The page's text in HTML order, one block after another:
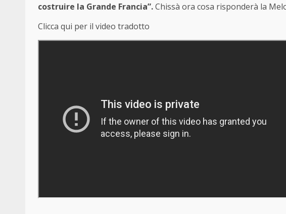
costruire la Grande Francia”.Chissà ora cosa risponderà la
Clicca qui per il video tradotto